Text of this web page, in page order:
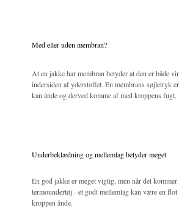
Med eller uden membran?
At en jakke har membran betyder at den er både
indersiden af yderstoffet. En membrans søjletryk
kan ånde og derved komme af med kroppens
Underbeklædning og mellemlag betyder meget
En god jakke er meget vigtig, men når det
termoundertøj- et godt mellemlag kan være en flot
kroppen ånde.